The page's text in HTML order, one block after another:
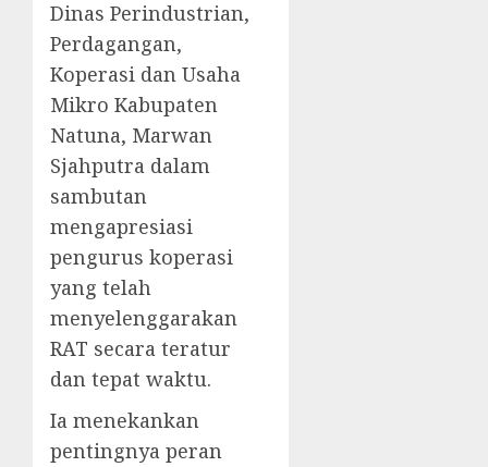
Dinas Perindustrian,
Perdagangan,
Koperasi dan Usaha
Mikro Kabupaten
Natuna, Marwan
Sjahputra dalam
sambutan
mengapresiasi
pengurus koperasi
yang telah
menyelenggarakan
RAT secara teratur
dan tepat waktu.
Ia menekankan
pentingnya peran